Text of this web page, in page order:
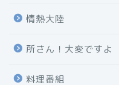
情熱大陸
所さん！大変ですよ
料理番組